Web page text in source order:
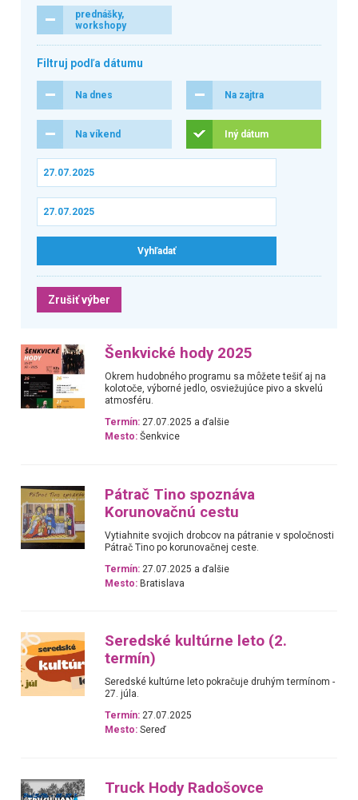
prednášky,
workshopy
Filtruj podľa dátumu
Na dnes Na zajtra
Na víkend Iný dátum
Zrušiť výber
Šenkvické hody 2025
Okrem hudobného programu sa môžete tešiť aj na
kolotoče, výborné jedlo, osviežujúce pivo a skvelú
atmosféru.
Termín: 27.07.2025 a ďalšie
Mesto: Šenkvice
Pátrač Tino spoznáva
Korunovačnú cestu
Vytiahnite svojich drobcov na pátranie v spoločnosti
Pátrač Tino po korunovačnej ceste.
Termín: 27.07.2025 a ďalšie
Mesto: Bratislava
Seredské kultúrne leto (2.
termín)
Seredské kultúrne leto pokračuje druhým termínom -
27. júla.
Termín: 27.07.2025
Mesto: Sereď
Truck Hody Radošovce